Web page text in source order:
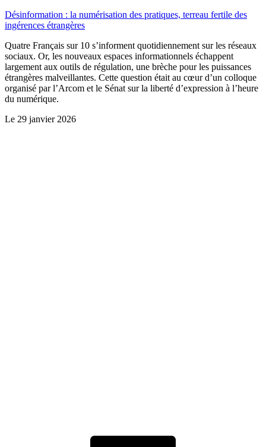
Désinformation : la numérisation des pratiques, terreau fertile des
ingérences étrangères
Quatre Français sur 10 s’informent quotidiennement sur les réseaux
sociaux. Or, les nouveaux espaces informationnels échappent
largement aux outils de régulation, une brèche pour les puissances
étrangères malveillantes. Cette question était au cœur d’un colloque
organisé par l’Arcom et le Sénat sur la liberté d’expression à l’heure
du numérique.
Le 29 janvier 2026